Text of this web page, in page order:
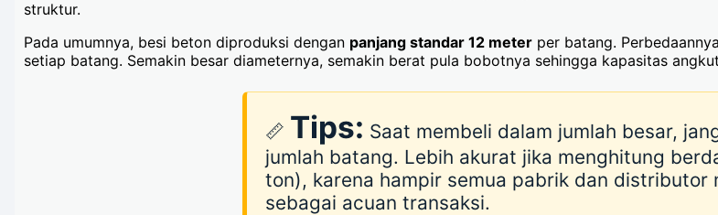
struktur.
Pada umumnya, besi beton diproduksi dengan panjang standar 12 meter per batang.
setiap batang. Semakin besar diameternya, semakin berat pula bobotnya sehingga kapasitas
📏 Tips: Saat membeli dalam jumlah besar,
jumlah batang. Lebih akurat jika menghitung
ton), karena hampir semua pabrik dan distributor
sebagai acuan transaksi.